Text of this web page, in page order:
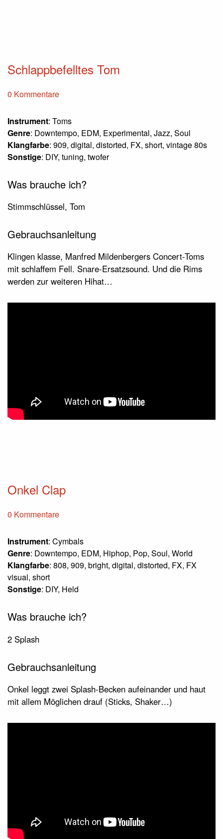
Schlappbefelltes Tom
0 Kommentare
Instrument: Toms
Genre: Downtempo, EDM, Experimental, Jazz, Soul
Klangfarbe: 909, digital, distorted, FX, short, vintage 80s
Sonstige: DIY, tuning, twofer
Was brauche ich?
Stimmschlüssel, Tom
Gebrauchsanleitung
Klingen klasse, Manfred Mildenbergers Concert-Toms
mit schlaffem Fell. Snare-Ersatzsound. Und die Rims
werden zur weiteren Hihat…
Onkel Clap
0 Kommentare
Instrument: Cymbals
Genre: Downtempo, EDM, Hiphop, Pop, Soul, World
Klangfarbe: 808, 909, bright, digital, distorted, FX, FX
visual, short
Sonstige: DIY, Held
Was brauche ich?
2 Splash
Gebrauchsanleitung
Onkel leggt zwei Splash-Becken aufeinander und haut
mit allem Möglichen drauf (Sticks, Shaker…)